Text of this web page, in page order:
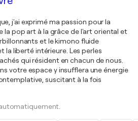
j'ai exprimé ma passion pour la
la pop art à la grâce de l'art oriental et
et le kimono fluide
la liberté intérieure. Les perles
qui résident en chacun de nous.
votre espace y insufflera une énergie
suscitant à la fois